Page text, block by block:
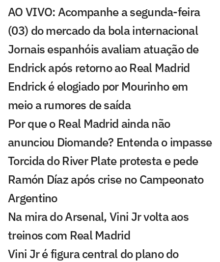
AO VIVO: Acompanhe a segunda-feira
(03) do mercado da bola internacional
Jornais espanhóis avaliam atuação de
Endrick após retorno ao Real Madrid
Endrick é elogiado por Mourinho em
meio a rumores de saída
Por que o Real Madrid ainda não
anunciou Diomande? Entenda o impasse
Torcida do River Plate protesta e pede
Ramón Díaz após crise no Campeonato
Argentino
Na mira do Arsenal, Vini Jr volta aos
treinos com Real Madrid
Vini Jr é figura central do plano do